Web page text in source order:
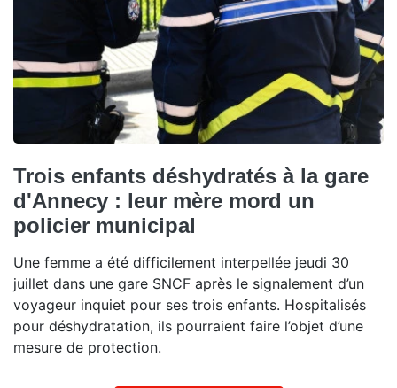
Trois enfants déshydratés à la gare
d'Annecy : leur mère mord un
policier municipal
Une femme a été difficilement interpellée jeudi 30
juillet dans une gare SNCF après le signalement d’un
voyageur inquiet pour ses trois enfants. Hospitalisés
pour déshydratation, ils pourraient faire l’objet d’une
mesure de protection.